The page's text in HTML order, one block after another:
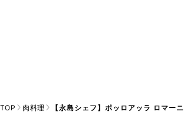
TOP 肉料理 【永島シェフ】ポッロアッラ ロマー